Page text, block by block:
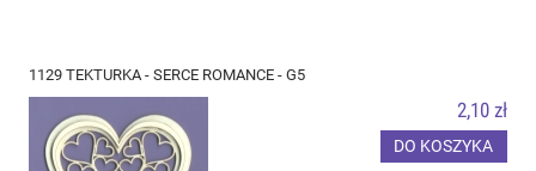
1129 TEKTURKA - SERCE ROMANCE - G5
2,10 zł
DO KOSZYKA